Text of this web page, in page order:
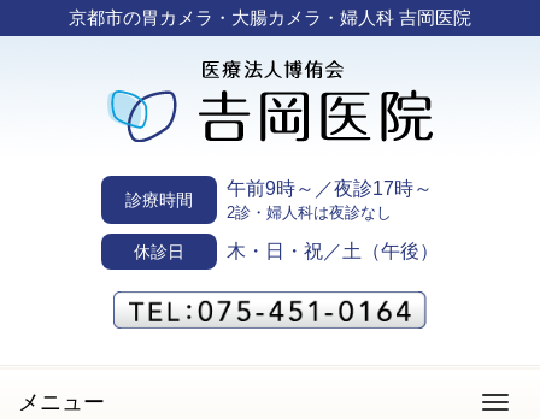
京都市の胃カメラ・大腸カメラ・婦人科 吉岡医院
診療時間
午前9時～／夜診17時～
2診・婦人科は夜診なし
休診日 木・日・祝／土（午後）
メニュー